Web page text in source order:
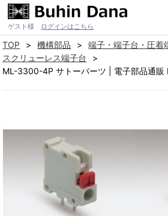
ゲスト様 ログインはこちら
TOP 機構部品
端子・端子台・圧着
スクリューレス端子台
ML-3300-4P サトーパーツ | 電子部品通販